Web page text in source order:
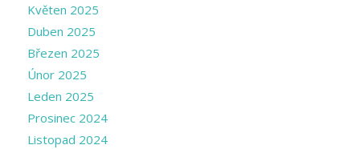
Květen 2025
Duben 2025
Březen 2025
Únor 2025
Leden 2025
Prosinec 2024
Listopad 2024